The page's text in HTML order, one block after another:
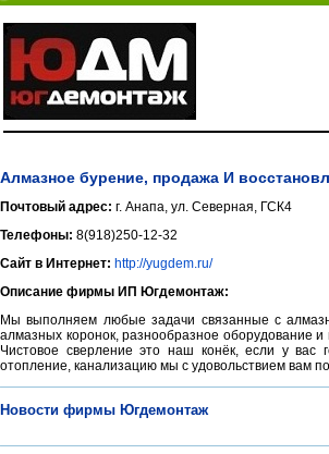
Алмазное бурение, продажа И
Почтовый адрес: г. Анапа, ул. Северная, ГСК4
Телефоны: 8(918)250-12-32
Сайт в Интернет: http://yugdem.ru/
Описание фирмы ИП Югдемонтаж:
Мы выполняем любые задачи связанные с
алмазных коронок, разнообразное оборудование
Чистовое сверление это наш конёк, если у вас
отопление, канализацию мы с удовольствием вам
Новости фирмы Югдемонтаж